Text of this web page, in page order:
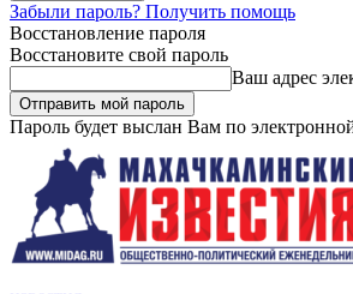
Забыли пароль? Получить помощь
Восстановление пароля
Восстановите свой пароль
Ваш адрес
Пароль будет выслан Вам по